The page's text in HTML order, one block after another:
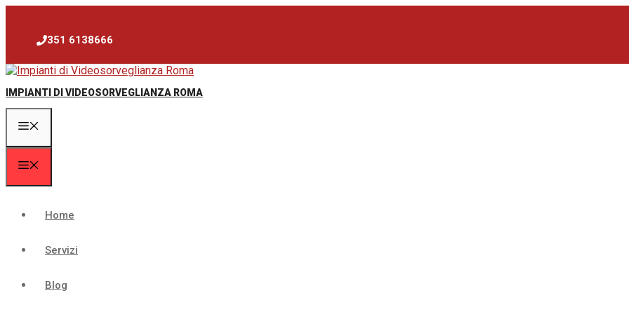
contenuto351 6138666
IMPIANTI DI VIDEOSORVEGLIANZA ROMA
Home
Servizi
Blog